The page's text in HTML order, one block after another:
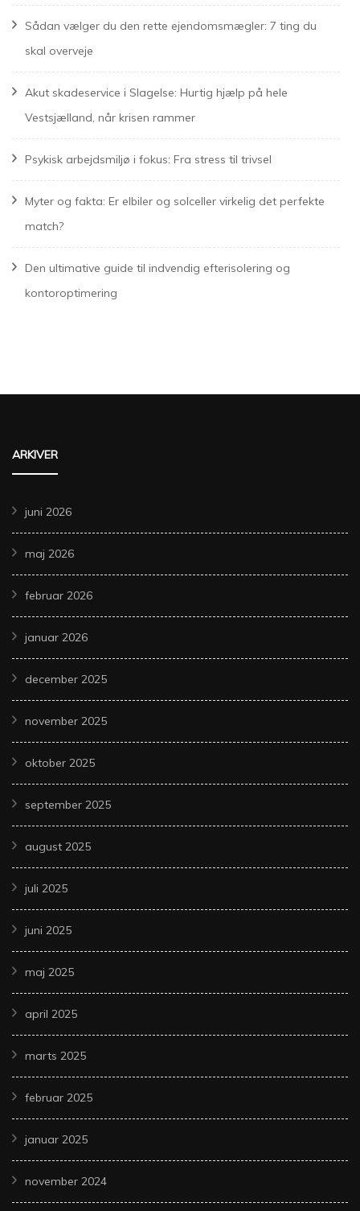
Sådan vælger du den rette ejendomsmægler: 7 ting du
skal overveje
Akut skadeservice i Slagelse: Hurtig hjælp på hele
Vestsjælland, når krisen rammer
Psykisk arbejdsmiljø i fokus: Fra stress til trivsel
Myter og fakta: Er elbiler og solceller virkelig det perfekte
match?
Den ultimative guide til indvendig efterisolering og
kontoroptimering
ARKIVER
juni 2026
maj 2026
februar 2026
januar 2026
december 2025
november 2025
oktober 2025
september 2025
august 2025
juli 2025
juni 2025
maj 2025
april 2025
marts 2025
februar 2025
januar 2025
november 2024